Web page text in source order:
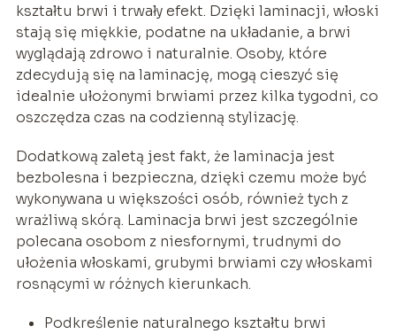
kształtu brwi i trwały efekt. Dzięki laminacji, włoski
stają się miękkie, podatne na układanie, a brwi
wyglądają zdrowo i naturalnie. Osoby, które
zdecydują się na laminację, mogą cieszyć się
idealnie ułożonymi brwiami przez kilka tygodni, co
oszczędza czas na codzienną stylizację.
Dodatkową zaletą jest fakt, że laminacja jest
bezbolesna i bezpieczna, dzięki czemu może być
wykonywana u większości osób, również tych z
wrażliwą skórą. Laminacja brwi jest szczególnie
polecana osobom z niesfornymi, trudnymi do
ułożenia włoskami, grubymi brwiami czy włoskami
rosnącymi w różnych kierunkach.
Podkreślenie naturalnego kształtu brwi